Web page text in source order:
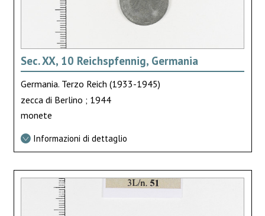
Sec. XX, 10 Reichspfennig, Germania
Germania. Terzo Reich (1933-1945)
zecca di Berlino ; 1944
monete
Informazioni di dettaglio